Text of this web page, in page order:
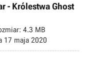
- Królestwa Ghost
4.3 MB
17 maja 2020